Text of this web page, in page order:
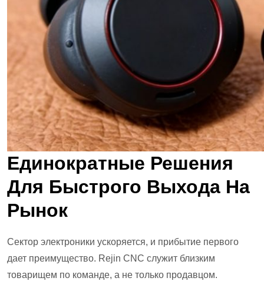
Единократные Решения
Для Быстрого Выхода На
Рынок
Сектор электроники ускоряется, и прибытие первого
дает преимущество. Rejin CNC служит близким
товарищем по команде, а не только продавцом.